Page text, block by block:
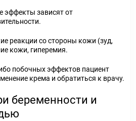
эффекты зависят от
реакции со стороны кожи (зуд,
кожи, гиперемия.
побочных эффектов пациент
крема и обратиться к врачу.
беременности и